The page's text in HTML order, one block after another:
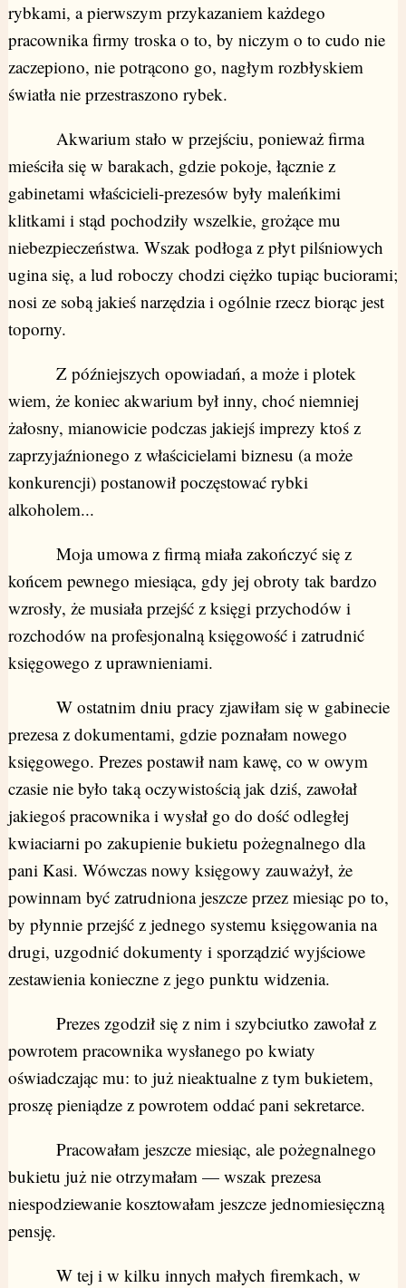
rybkami, a pierwszym przykazaniem każdego
pracownika firmy troska o to, by niczym o to cudo nie
zaczepiono, nie potrącono go, nagłym rozbłyskiem
światła nie przestraszono rybek.
Akwarium stało w przejściu, ponieważ firma
mieściła się w barakach, gdzie pokoje, łącznie z
gabinetami właścicieli-prezesów były maleńkimi
klitkami i stąd pochodziły wszelkie, grożące mu
niebezpieczeństwa. Wszak podłoga z płyt pilśniowych
ugina się, a lud roboczy chodzi ciężko tupiąc buciorami;
nosi ze sobą jakieś narzędzia i ogólnie rzecz biorąc jest
toporny.
Z późniejszych opowiadań, a może i plotek
wiem, że koniec akwarium był inny, choć niemniej
żałosny, mianowicie podczas jakiejś imprezy ktoś z
zaprzyjaźnionego z właścicielami biznesu (a może
konkurencji) postanowił poczęstować rybki
alkoholem...
Moja umowa z firmą miała zakończyć się z
końcem pewnego miesiąca, gdy jej obroty tak bardzo
wzrosły, że musiała przejść z księgi przychodów i
rozchodów na profesjonalną księgowość i zatrudnić
księgowego z uprawnieniami.
W ostatnim dniu pracy zjawiłam się w gabinecie
prezesa z dokumentami, gdzie poznałam nowego
księgowego. Prezes postawił nam kawę, co w owym
czasie nie było taką oczywistością jak dziś, zawołał
jakiegoś pracownika i wysłał go do dość odległej
kwiaciarni po zakupienie bukietu pożegnalnego dla
pani Kasi. Wówczas nowy księgowy zauważył, że
powinnam być zatrudniona jeszcze przez miesiąc po to,
by płynnie przejść z jednego systemu księgowania na
drugi, uzgodnić dokumenty i sporządzić wyjściowe
zestawienia konieczne z jego punktu widzenia.
Prezes zgodził się z nim i szybciutko zawołał z
powrotem pracownika wysłanego po kwiaty
oświadczając mu: to już nieaktualne z tym bukietem,
proszę pieniądze z powrotem oddać pani sekretarce.
Pracowałam jeszcze miesiąc, ale pożegnalnego
bukietu już nie otrzymałam — wszak prezesa
niespodziewanie kosztowałam jeszcze jednomiesięczną
pensję.
W tej i w kilku innych małych firemkach, w